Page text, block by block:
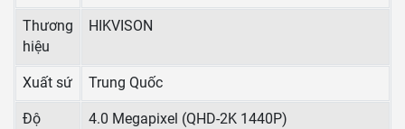
Thương
hiệu
HIKVISON
Xuất sứ Trung Quốc
Độ
4.0 Megapixel (QHD-2K 1440P)